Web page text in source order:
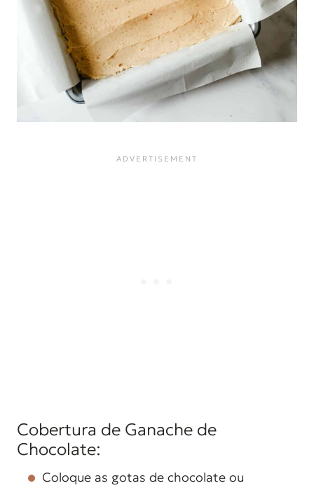
Cobertura de Ganache de
Chocolate:
Coloque as gotas de chocolate ou